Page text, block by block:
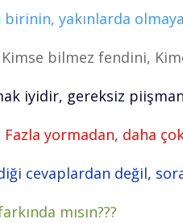
yakınlarda
bilmez fendini,
iyidir, gereksiz
yormadan, daha
cevaplardan değil,
mısın???